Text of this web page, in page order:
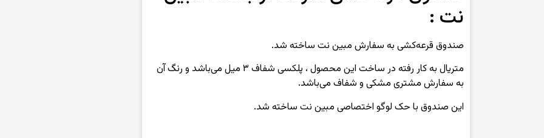
نت :
صندوق قرعه‌کشی به سفارش مبین نت ساخته شد.
متریال به کار رفته در ساخت این محصول ، پلکسی شفاف ۳ میل می‌باشد و رنگ آن
به سفارش مشتری مشکی و شفاف می‌باشد.
این صندوق با حک لوگو اختصاصی مبین نت ساخته شد.